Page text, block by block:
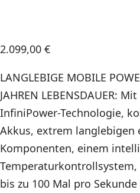
2.099,00 €
LANGLEBIGE MOBILE
JAHREN LEBENSDAUER:
InfiniPower-Technologie,
Akkus, extrem langlebigen
Komponenten, einem
bis zu 100 Mal pro